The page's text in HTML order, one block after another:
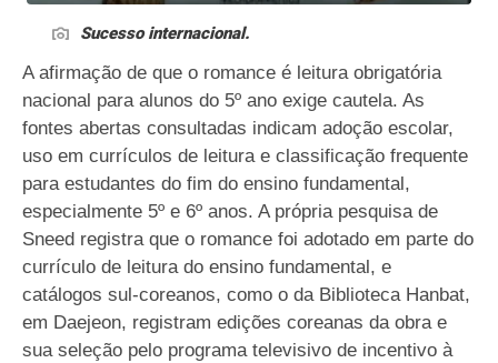
Sucesso internacional.
A afirmação de que o romance é leitura obrigatória
nacional para alunos do 5º ano exige cautela. As
fontes abertas consultadas indicam adoção escolar,
uso em currículos de leitura e classificação frequente
para estudantes do fim do ensino fundamental,
especialmente 5º e 6º anos. A própria pesquisa de
Sneed registra que o romance foi adotado em parte do
currículo de leitura do ensino fundamental, e
catálogos sul-coreanos, como o da Biblioteca Hanbat,
em Daejeon, registram edições coreanas da obra e
sua seleção pelo programa televisivo de incentivo à